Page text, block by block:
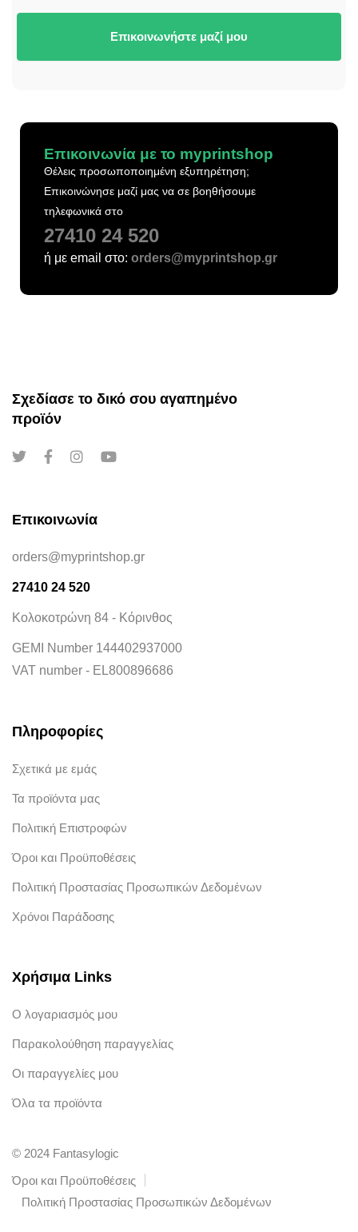
Επικοινωνήστε μαζί μου
Επικοινωνία με το myprintshop
Θέλεις προσωποποιημένη εξυπηρέτηση;
Επικοινώνησε μαζί μας να σε βοηθήσουμε
τηλεφωνικά στο
27410 24 520
ή με email στο: orders@myprintshop.gr
Σχεδίασε το δικό σου αγαπημένο
προϊόν
Επικοινωνία
orders@myprintshop.gr
27410 24 520
Κολοκοτρώνη 84 - Κόρινθος
GEMI Number 144402937000
VAT number - EL800896686
Πληροφορίες
Σχετικά με εμάς
Τα προϊόντα μας
Πολιτική Επιστροφών
Όροι και Προϋποθέσεις
Πολιτική Προστασίας Προσωπικών Δεδομένων
Χρόνοι Παράδοσης
Χρήσιμα Links
Ο λογαριασμός μου
Παρακολούθηση παραγγελίας
Οι παραγγελίες μου
Όλα τα προϊόντα
© 2024 Fantasylogic
Όροι και Προϋποθέσεις
Πολιτική Προστασίας Προσωπικών Δεδομένων